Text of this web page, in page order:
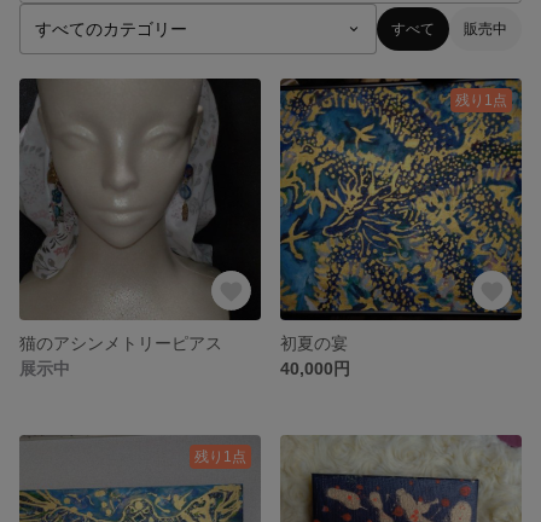
すべて 販売中
猫のアシンメトリーピアス
展示中
残り1点
初夏の宴
40,000円
残り1点